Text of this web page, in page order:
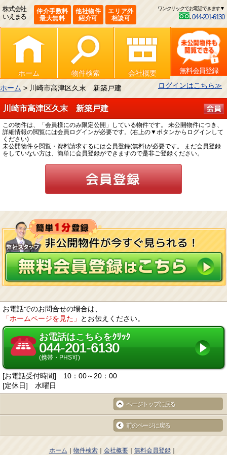
株式会社
いえまる
仲介手数料
最大無料
他社物件
紹介可
エリア外
相談可
ワンクリックでお電話できます▼
044-201-6130
ホーム 物件検索 会社概要
無料会員登録
ログインはこちら≫
ホーム > 川崎市高津区久末 新築戸建
川崎市高津区久末 新築戸建
この物件は、「会員様にのみ限定公開」している物件です。 未公開物件につき、
詳細情報の閲覧には会員ログインが必要です。(右上の▼ボタンからログインして
ください)
未公開物件を閲覧・資料請求するには会員登録(無料)が必要です。 まだ会員登録
をしていない方は、簡単に会員登録ができますので是非ご登録ください。
お電話でのお問合せの場合は、
「ホームページを見た」
とお伝えください。
お電話はこちらをｸﾘｯｸ
044-201-6130
(携帯・PHS可)
[お電話受付時間] 10：00～20：00
[定休日] 水曜日
ページトップに戻る
前のページに戻る
ホーム 物件検索 会社概要 無料会員登録